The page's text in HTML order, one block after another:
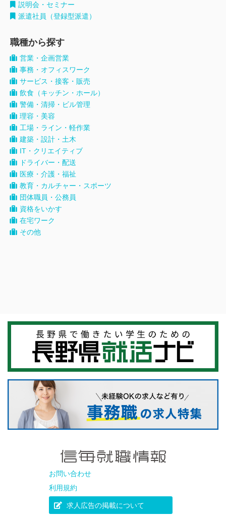
説明会・セミナー
派遣社員（登録型派遣）
職種から探す
営業・企画営業
事務・オフィスワーク
サービス・接客・販売
飲食（キッチン・ホール）
警備・清掃・ビル管理
理容・美容
工場・ライン・軽作業
建築・設計・土木
IT・クリエイティブ
ドライバー・配送
医療・介護・福祉
教育・カルチャー・スポーツ
団体職員・公務員
資格をいかす
在宅ワーク
その他
お問い合わせ
利用規約
求人広告の掲載について